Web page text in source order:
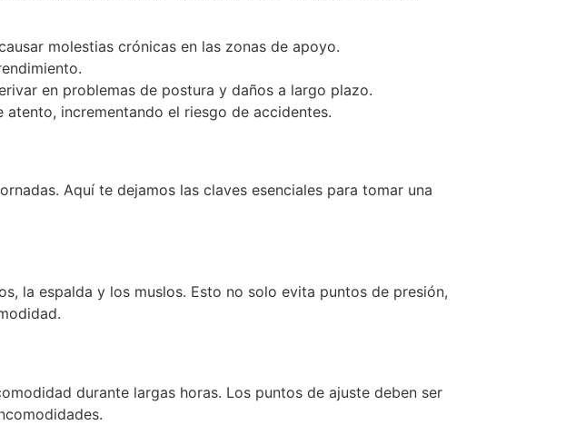
molestias crónicas en las zonas de apoyo.
en problemas de postura y daños a largo plazo.
incrementando el riesgo de accidentes.
Aquí te dejamos las claves esenciales para tomar una
la espalda y los muslos. Esto no solo evita puntos de presión,
durante largas horas. Los puntos de ajuste deben ser